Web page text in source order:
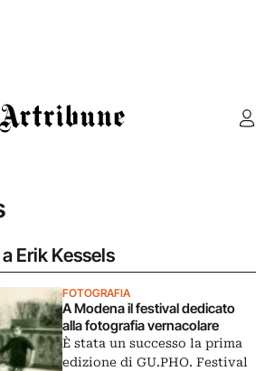
Artribune
Erik Kessels
FOTOGRAFIA
A Modena il festival dedicato
alla fotografia vernacolare
È stata un successo la prima
edizione di GU.PHO. Festival